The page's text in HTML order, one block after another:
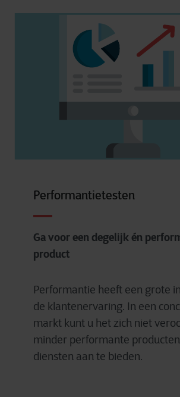
Performantietesten
Ga voor een degelijk én
product
Performantie heeft een grote
de klantenervaring. In een
markt kunt u het zich niet
minder performante
diensten aan te bieden.